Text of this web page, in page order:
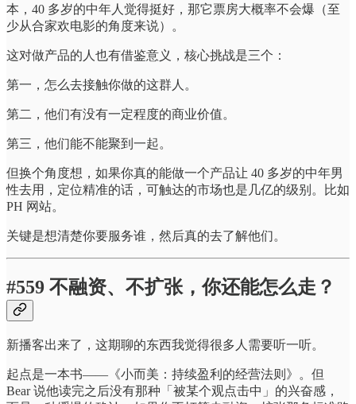
本，40 多岁的中年人觉得挺好，那它票房大概率不会爆（至
少从合家欢电影的角度来说）。
这对做产品的人也有借鉴意义，核心挑战是三个：
第一，怎么去接触你做的这群人。
第二，他们有没有一定程度的商业价值。
第三，他们能不能聚到一起。
但换个角度想，如果你真的能做一个产品让 40 多岁的中年男
性去用，定位精准的话，可触达的市场也是几亿的级别。比如
PH 网站。
关键是想清楚你要服务谁，然后真的去了解他们。
#559 不融资、不扩张，你还能怎么走？
新播客出来了，这期聊的东西我觉得很多人需要听一听。
起点是一本书——《小而美：持续盈利的经营法则》。但
Bear 说他读完之后没有那种「被某个观点击中」的兴奋感，